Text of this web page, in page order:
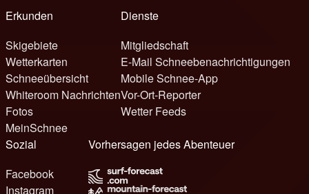
Erkunden
Skigebiete
Wetterkarten
Schneeübersicht
Whiteroom Nachrichten
Fotos
MeinSchnee
Dienste
Mitgliedschaft
E-Mail Schneebenachrichtigungen
Mobile Schnee-App
Vor-Ort-Reporter
Wetter Feeds
Sozial
Facebook
Instagram
Vorhersagen jedes Abenteuer